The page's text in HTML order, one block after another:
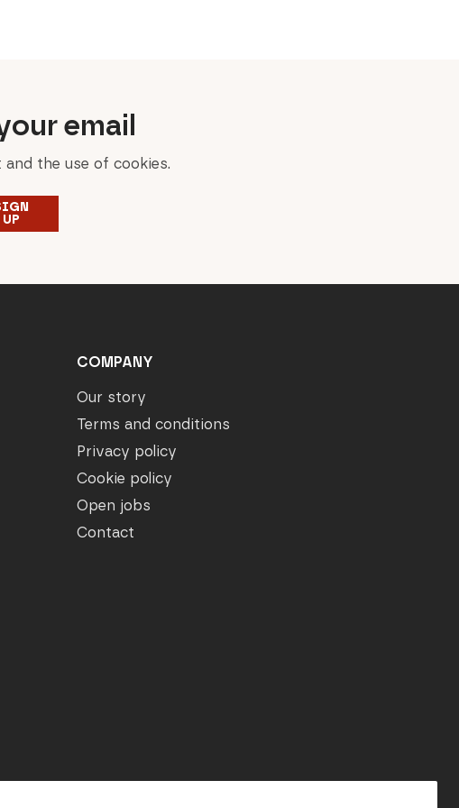
email
the use of cookies.
UP
COMPANY
Our story
Terms and conditions
Privacy policy
Cookie policy
Open jobs
Contact